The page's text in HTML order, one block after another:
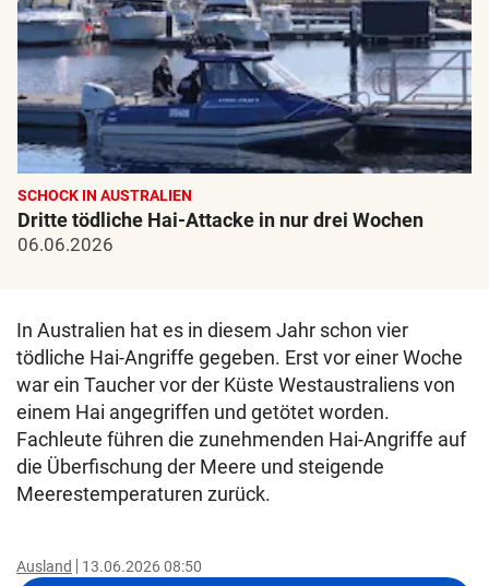
SCHOCK IN AUSTRALIEN
Dritte tödliche Hai-Attacke in nur drei Wochen
06.06.2026
In Australien hat es in diesem Jahr schon vier
tödliche Hai-Angriffe gegeben. Erst vor einer Woche
war ein Taucher vor der Küste Westaustraliens von
einem Hai angegriffen und getötet worden.
Fachleute führen die zunehmenden Hai-Angriffe auf
die Überfischung der Meere und steigende
Meerestemperaturen zurück.
Ausland 13.06.2026 08:50